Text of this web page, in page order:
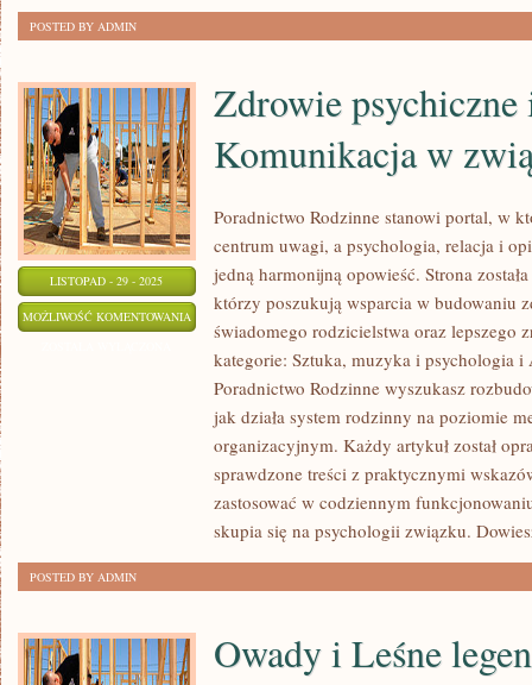
POSTED BY ADMIN
LISTOPAD - 29 - 2025
MOŻLIWOŚĆ KOMENTOWANIA
ZWIĄZKU
Zdrowie
Komunikacja w
Poradnictwo Rodzinne stanowi portal, w
centrum uwagi, a psychologia, relacja i
jedną harmonijną opowieść. Strona
którzy poszukują wsparcia w budowaniu
świadomego rodzicielstwa oraz lepszego
kategorie: Sztuka, muzyka i psychologia i
Poradnictwo Rodzinne wyszukasz
jak działa system rodzinny na poziomie
organizacyjnym. Każdy artykuł został
sprawdzone treści z praktycznymi
zastosować w codziennym
skupia się na psychologii związku.
POSTED BY ADMIN
Owady i Leśne